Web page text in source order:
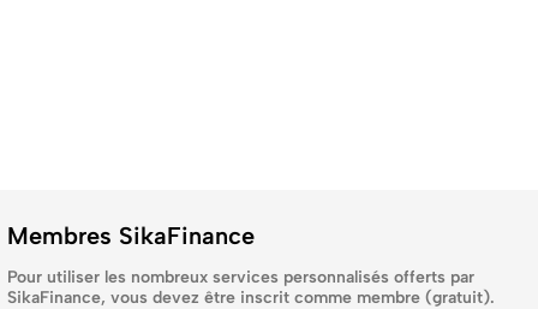
Membres SikaFinance
Pour utiliser les nombreux services personnalisés offerts par
SikaFinance, vous devez être inscrit comme membre (gratuit).